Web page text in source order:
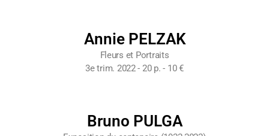
Annie PELZAK
Fleurs et Portraits
3e trim. 2022 - 20 p. - 10 €
Bruno PULGA